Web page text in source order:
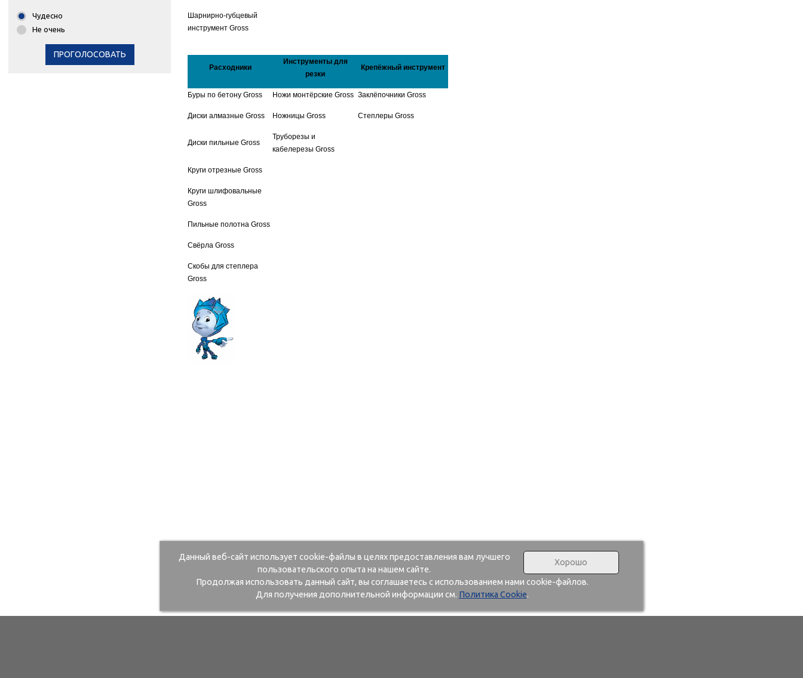
Чудесно
Не очень
ПРОГОЛОСОВАТЬ
Шарнирно-губцевый
инструмент Gross
Расходники
Инструменты для
резки
Крепёжный инструмент
Буры по бетону Gross Ножи монтёрские Gross Заклёпочники Gross
Диски алмазные Gross Ножницы Gross Степлеры Gross
Диски пильные Gross
Труборезы и
кабелерезы Gross
Круги отрезные Gross
Круги шлифовальные
Gross
Пильные полотна Gross
Свёрла Gross
Скобы для степлера
Gross
Хорошо
Данный веб-сайт использует cookie-файлы в целях предоставления вам лучшего
пользовательского опыта на нашем сайте.
Продолжая использовать данный сайт, вы соглашаетесь с использованием нами cookie-файлов.
Для получения дополнительной информации см. Политика Cookie.